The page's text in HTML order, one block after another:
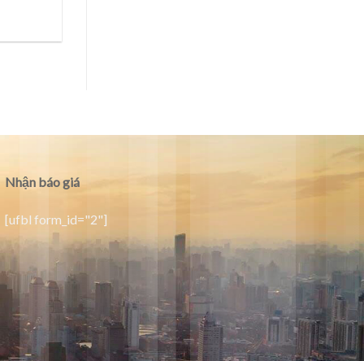
Nhận báo giá
[ufbl form_id="2"]